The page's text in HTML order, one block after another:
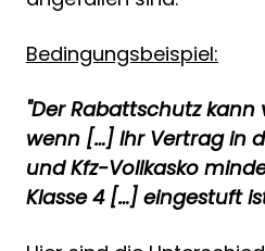
Bedingungsbeispiel:
"Der Rabattschutz
wenn […] Ihr Vertrag in
und Kfz-Vollkasko
Klasse 4 […] eingestuft